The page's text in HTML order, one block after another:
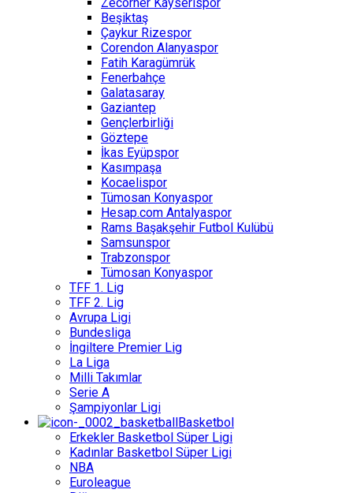
Beşiktaş
Çaykur Rizespor
Corendon Alanyaspor
Fatih Karagümrük
Fenerbahçe
Galatasaray
Gaziantep
Gençlerbirliği
Göztepe
İkas Eyüpspor
Kasımpaşa
Kocaelispor
Tümosan Konyaspor
Hesap.com Antalyaspor
Rams Başakşehir Futbol Kulübü
Samsunspor
Trabzonspor
Tümosan Konyaspor
TFF 1. Lig
TFF 2. Lig
Avrupa Ligi
Bundesliga
İngiltere Premier Lig
La Liga
Milli Takımlar
Serie A
Şampiyonlar Ligi
Basketbol
Erkekler Basketbol Süper Ligi
Kadınlar Basketbol Süper Ligi
NBA
Euroleague